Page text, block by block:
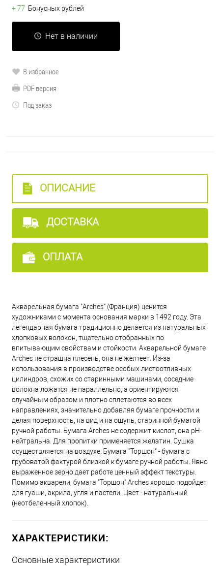
+ 77 Бонусных рублей
Нет в наличии
В избранное
PDF версия
Под заказ
ОПИСАНИЕ
ДОСТАВКА
ОПЛАТА
Акварельная бумага "Arches" (Франция) ценится
художниками с момента основания марки в 1492 году. Эта
легендарная бумага традиционно делается из натуральных
хлопковых волокон, тщательно отобранных по
впитывающим свойствам и стойкости. Акварельной бумаге
Arches не страшна плесень, она не желтеет. Из-за
использования в производстве особых листоотливных
цилиндров, схожих со старинными машинами, соседние
волокна ложатся не параллельно, а ориентируются
случайным образом и плотно сплетаются во всех
направлениях, значительно добавляя бумаге прочности и
делая поверхность, на вид и на ощупь, старинной бумагой
ручной работы. Бумага Arches не содержит кислот, она рН-
нейтральна. Для пропитки применяется желатин. Сушка
осуществляется на воздухе. Бумага "Торшон" - бумага с
грубоватой фактурой близкой к бумаге ручной работы. Явно
выраженное зерно дает работе ценный эффект текстуры.
Помимо акварели, бумага "Торшон" Arches хорошо подойдет
для гуаши, акрила, угля и пастели. Цвет - натуральный
(неотбеленный хлопок).
ХАРАКТЕРИСТИКИ:
Основные характеристики